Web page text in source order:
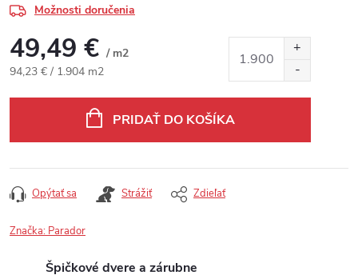
Možnosti doručenia
49,49 € / m2
Jednotková cena:
94,23 € / 1.904 m2
PRIDAŤ DO KOŠÍKA
Opýtať sa Strážiť Zdieľať
Značka: Parador
Špičkové dvere a zárubne